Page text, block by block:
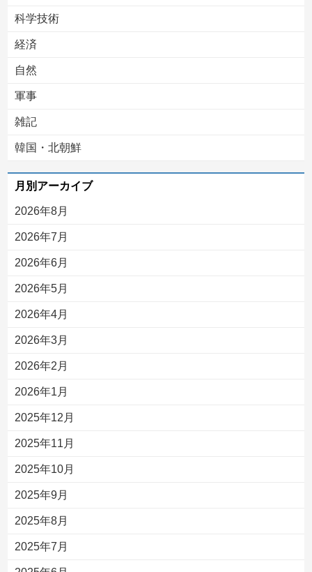
科学技術
経済
自然
軍事
雑記
韓国・北朝鮮
月別アーカイブ
2026年8月
2026年7月
2026年6月
2026年5月
2026年4月
2026年3月
2026年2月
2026年1月
2025年12月
2025年11月
2025年10月
2025年9月
2025年8月
2025年7月